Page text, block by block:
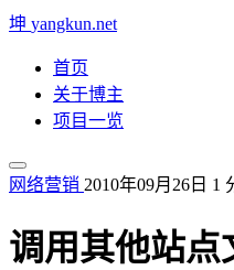
坤 yangkun.net
首页
关于博主
项目一览
网络营销 2010年09月26日 1
调用其他站点